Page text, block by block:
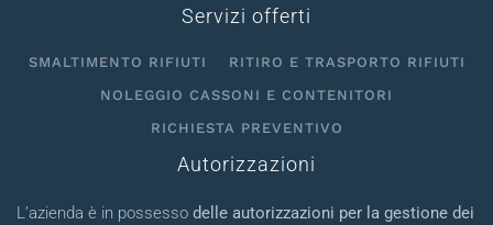
Servizi offerti
SMALTIMENTO RIFIUTI
RITIRO E TRASPORTO RIFIUTI
NOLEGGIO CASSONI E CONTENITORI
RICHIESTA PREVENTIVO
Autorizzazioni
L’azienda è in possesso delle autorizzazioni per la gestione dei